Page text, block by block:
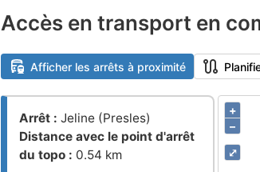
Accès en transport en
Afficher les arrêts à proximité
Arrêt :Jeline (Presles)
Distance avec le point d'arrêt
du topo : 0.54 km
⤢
+
–